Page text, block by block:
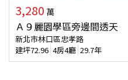
3,280 萬
Ａ９麗園學區旁邊間透天
新北市林口區忠孝路
建坪72.96 4房4廳 29.7年